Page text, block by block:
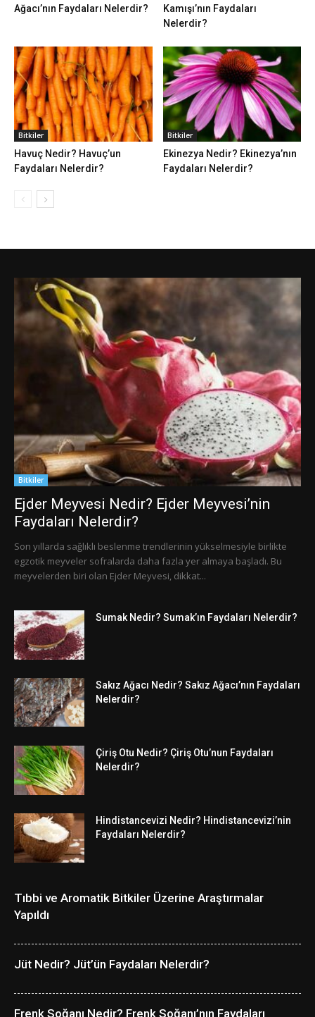
Ağacı’nın Faydaları Nelerdir?
Kamışı’nın Faydaları
Nelerdir?
Bitkiler
Havuç Nedir? Havuç’un
Faydaları Nelerdir?
Bitkiler
Ekinezya Nedir? Ekinezya’nın
Faydaları Nelerdir?
Bitkiler
Ejder Meyvesi Nedir? Ejder Meyvesi’nin
Faydaları Nelerdir?
Son yıllarda sağlıklı beslenme trendlerinin yükselmesiyle birlikte
egzotik meyveler sofralarda daha fazla yer almaya başladı. Bu
meyvelerden biri olan Ejder Meyvesi, dikkat...
Sumak Nedir? Sumak’ın Faydaları Nelerdir?
Sakız Ağacı Nedir? Sakız Ağacı’nın Faydaları
Nelerdir?
Çiriş Otu Nedir? Çiriş Otu’nun Faydaları
Nelerdir?
Hindistancevizi Nedir? Hindistancevizi’nin
Faydaları Nelerdir?
Tıbbi ve Aromatik Bitkiler Üzerine Araştırmalar
Yapıldı
Jüt Nedir? Jüt’ün Faydaları Nelerdir?
Frenk Soğanı Nedir? Frenk Soğanı’nın Faydaları